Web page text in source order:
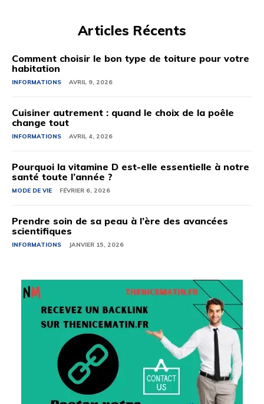
Articles Récents
Comment choisir le bon type de toiture pour votre
habitation
INFORMATIONS AVRIL 9, 2026
Cuisiner autrement : quand le choix de la poêle
change tout
INFORMATIONS AVRIL 4, 2026
Pourquoi la vitamine D est-elle essentielle à notre
santé toute l’année ?
MODE DE VIE FÉVRIER 6, 2026
Prendre soin de sa peau à l’ère des avancées
scientifiques
INFORMATIONS JANVIER 15, 2026